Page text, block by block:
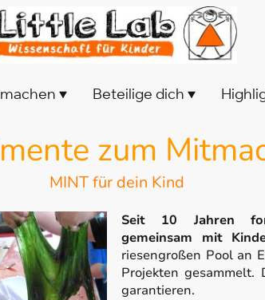
Beteilige dich
zum
MINT für dein Kind
Seit 10 Jahren
gemeinsam mit
riesengroßen Pool an
Projekten
garantieren.